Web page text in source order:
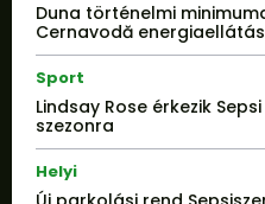
Duna történelmi
Cernavodă
Sport
Lindsay Rose érkezik
szezonra
Helyi